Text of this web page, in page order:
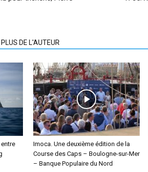
PLUS DE L'AUTEUR
Imoca. Une deuxième édition de la
Course des Caps – Boulogne-sur-Mer
– Banque Populaire du Nord